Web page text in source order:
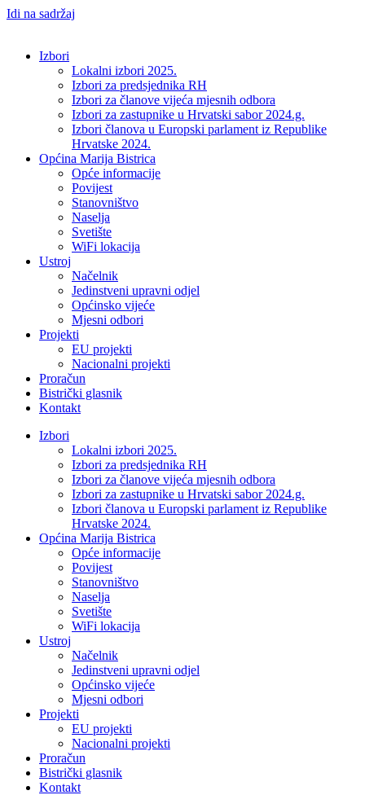
Idi na sadržaj
Izbori
Lokalni izbori 2025.
Izbori za predsjednika RH
Izbori za članove vijeća mjesnih odbora
Izbori za zastupnike u Hrvatski sabor 2024.g.
Izbori članova u Europski parlament iz Republike
Hrvatske 2024.
Općina Marija Bistrica
Opće informacije
Povijest
Stanovništvo
Naselja
Svetište
WiFi lokacija
Ustroj
Načelnik
Jedinstveni upravni odjel
Općinsko vijeće
Mjesni odbori
Projekti
EU projekti
Nacionalni projekti
Proračun
Bistrički glasnik
Kontakt
Izbori
Lokalni izbori 2025.
Izbori za predsjednika RH
Izbori za članove vijeća mjesnih odbora
Izbori za zastupnike u Hrvatski sabor 2024.g.
Izbori članova u Europski parlament iz Republike
Hrvatske 2024.
Općina Marija Bistrica
Opće informacije
Povijest
Stanovništvo
Naselja
Svetište
WiFi lokacija
Ustroj
Načelnik
Jedinstveni upravni odjel
Općinsko vijeće
Mjesni odbori
Projekti
EU projekti
Nacionalni projekti
Proračun
Bistrički glasnik
Kontakt